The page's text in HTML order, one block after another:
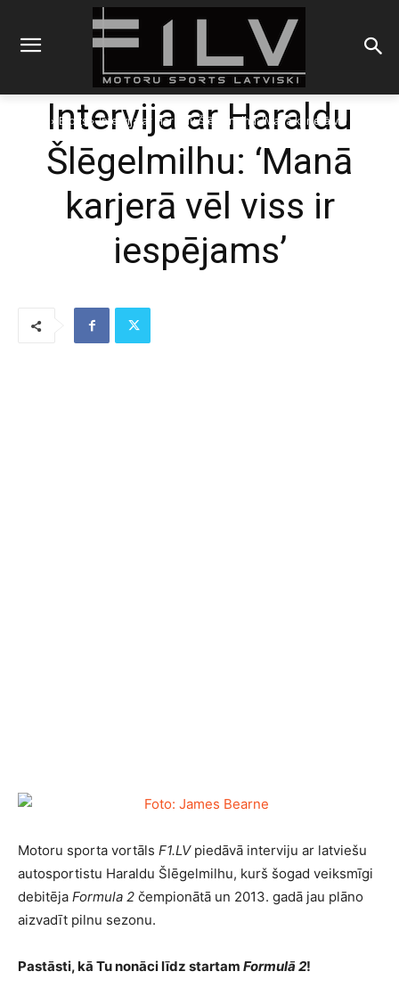
Blogs
Intervija ar Haraldu Šlēgelmilhu: 'Manā karjerā vēl viss ir
Intervija ar Haraldu
Šlēgelmilhu: ‘Manā
karjerā vēl viss ir
iespējams’
Motoru sporta vortāls F1.LVpiedāvā interviju ar latviešu
autosportistu Haraldu Šlēgelmilhu, kurš šogad veiksmīgi
debitēja Formula 2 čempionātā un 2013. gadā jau plāno
aizvadīt pilnu sezonu.
Pastāsti, kā Tu nonāci līdz startam Formulā 2!